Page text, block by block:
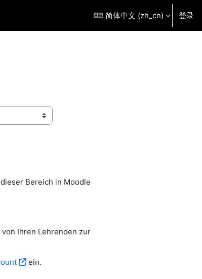
简体中文 ‎(zh_cn)‎ 登录
Bereich in Moodle
Ihren Lehrenden zur
ein.